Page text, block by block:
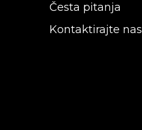
Česta pitanja
Kontaktirajte nas